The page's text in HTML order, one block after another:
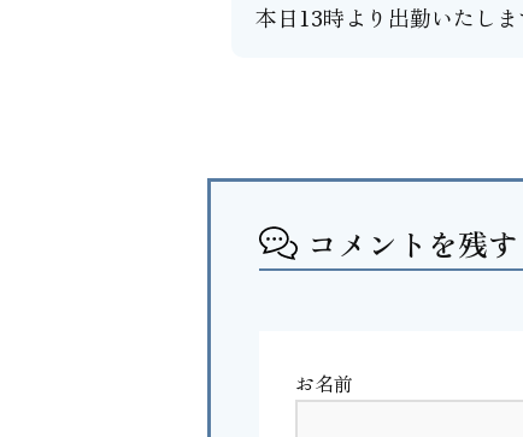
本日13時より出勤いたしま
コメントを残す
お名前